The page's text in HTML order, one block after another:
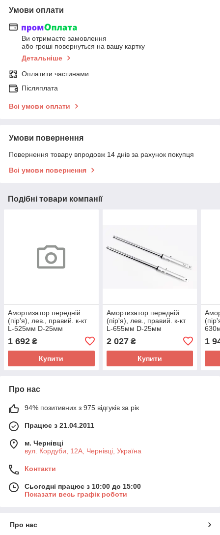
Умови оплати
Ви отримаєте замовлення
або гроші повернуться на вашу картку
Детальніше
Оплатити частинами
Післяплата
Всі умови оплати
Умови повернення
Повернення товару впродовж 14 днів за рахунок покупця
Всі умови повернення
Подібні товари компанії
Амортизатор передній
(пір'я), лев., правий. к-кт
L-525мм D-25мм
1 692 ₴
Купити
Амортизатор передній
(пір'я), лев., правий. к-кт
L-655мм D-25мм
2 027₴
Купити
1
Про нас
94% позитивних з 975 відгуків за рік
Працює з 21.04.2011
м. Чернівці
вул. Кордуби, 12А, Чернівці, Україна
Контакти
Сьогодні працює з 10:00 до 15:00
Показати весь графік роботи
Про нас